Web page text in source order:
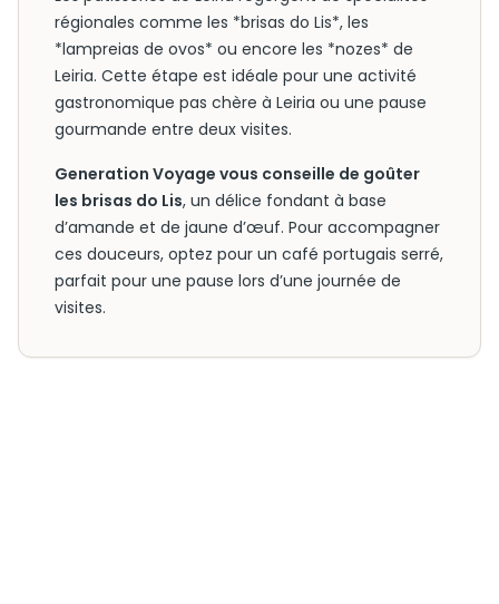
régionales comme les *brisas do Lis*, les
*lampreias de ovos* ou encore les *nozes* de
Leiria. Cette étape est idéale pour une activité
gastronomique pas chère à Leiria ou une pause
gourmande entre deux visites.
Generation Voyage vous conseille de goûter
les brisas do Lis, un délice fondant à base
d’amande et de jaune d’œuf. Pour accompagner
ces douceurs, optez pour un café portugais serré,
parfait pour une pause lors d’une journée de
visites.